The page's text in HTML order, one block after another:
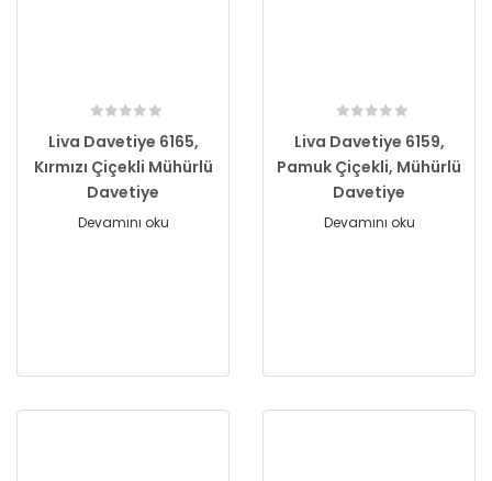
Liva Davetiye 6165,
Kırmızı Çiçekli Mühürlü
Davetiye
Devamını oku
Liva Davetiye 6159,
Pamuk Çiçekli, Mühürlü
Davetiye
Devamını oku